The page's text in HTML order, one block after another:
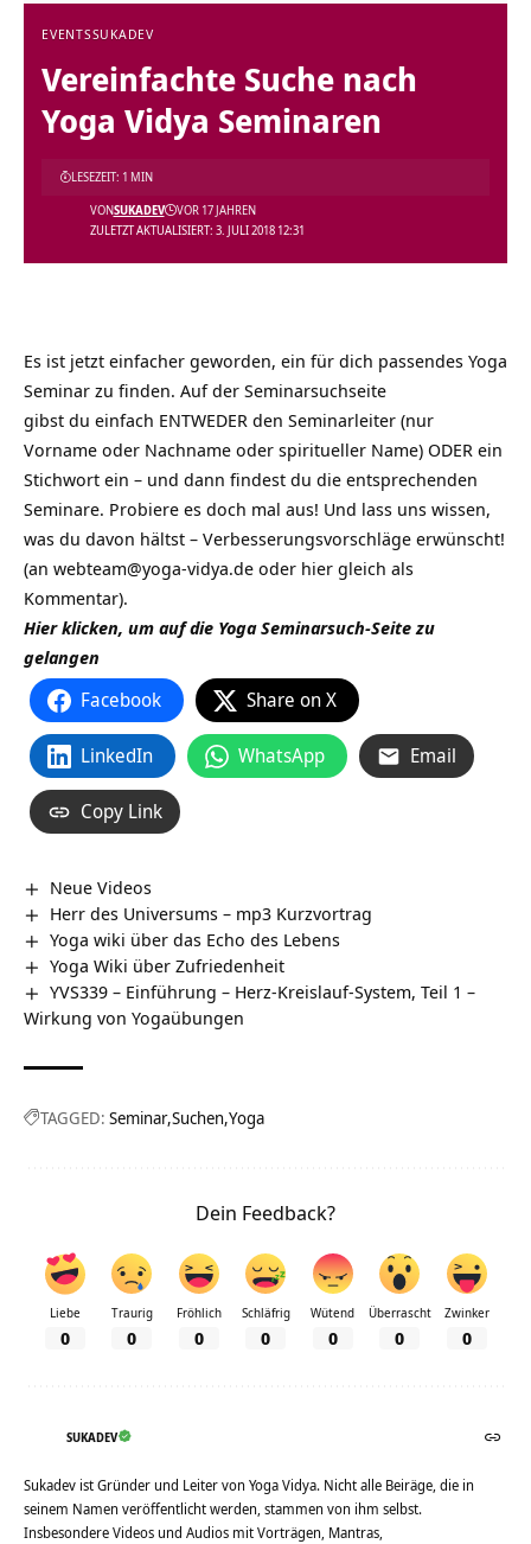
EVENTSSUKADEV
Vereinfachte Suche nach
Yoga Vidya Seminaren
ZULETZT AKTUALISIERT: 3. JULI 2018 12:31
VONSUKADEV VOR 17 JAHREN
LESEZEIT: 1 MIN
Es ist jetzt einfacher geworden, ein für dich passendes Yoga
Seminar zu finden. Auf der Seminarsuchseite
gibst du einfach ENTWEDER den Seminarleiter (nur
Vorname oder Nachname oder spiritueller Name) ODER ein
Stichwort ein – und dann findest du die entsprechenden
Seminare. Probiere es doch mal aus! Und lass uns wissen,
was du davon hältst – Verbesserungsvorschläge erwünscht!
(an webteam@yoga-vidya.de oder hier gleich als
Kommentar).
Hier klicken, um auf die Yoga Seminarsuch-Seite zu
gelangen
Facebook Share on X
LinkedIn WhatsApp Email
Copy Link
Neue Videos
Herr des Universums – mp3 Kurzvortrag
Yoga wiki über das Echo des Lebens
Yoga Wiki über Zufriedenheit
YVS339 – Einführung – Herz-Kreislauf-System, Teil 1 –
Wirkung von Yogaübungen
TAGGED: Seminar Suchen Yoga
Dein Feedback?
Liebe
0
Traurig
0
Fröhlich
0
Schläfrig
0
Wütend
0
Überrascht
0
Zwinker
0
SUKADEV
Sukadev ist Gründer und Leiter von Yoga Vidya. Nicht alle Beiräge, die in
seinem Namen veröffentlicht werden, stammen von ihm selbst.
Insbesondere Videos und Audios mit Vorträgen, Mantras,